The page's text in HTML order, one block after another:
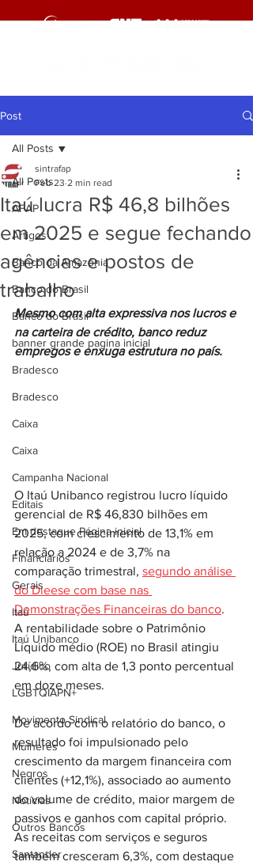
Post
All Posts
AFAP
Artigos
Banco da Amazônia
Banco do Brasil
Banco do Brasil
banner grande pagina inicial
Bradesco
Bradesco
Caixa
Caixa
Campanha Nacional
Editais
Em destaque Página inicial
Financiários
Gerais
Itaú
Itaú Unibanco
Jurídico
LGBTQIAPN+
Movimento Sindical
Mulheres
Negros
Notícias
Outros Bancos
Santander
All Posts
Itaú lucra R$ 46,8 bilhões
em 2025 e segue fechando
agências e postos de
trabalho
sintrafap
Feb 23 2 min read
Mesmo com alta expressiva nos lucros e
na carteira de crédito, banco reduz
empregos e enxuga estrutura no país.
O Itaú Unibanco registrou lucro líquido
gerencial de R$ 46,830 bilhões em
2025, com crescimento de 13,1% em
relação a 2024 e de 3,7% na
comparação trimestral, segundo análise
do Dieese com base nas
Demonstrações Financeiras do banco.
A rentabilidade sobre o Patrimônio
Líquido médio (ROE) no Brasil atingiu
24,6%, com alta de 1,3 ponto percentual
em doze meses.
De acordo com o relatório do banco, o
resultado foi impulsionado pelo
crescimento da margem financeira com
clientes (+12,1%), associado ao aumento
do volume de crédito, maior margem de
passivos e ganhos com capital próprio.
As receitas com serviços e seguros
também cresceram 6,3%, com destaque